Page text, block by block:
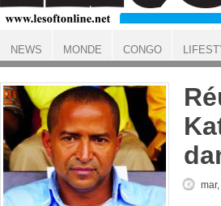
ACCUEIL
NEWS MONDE CONGO